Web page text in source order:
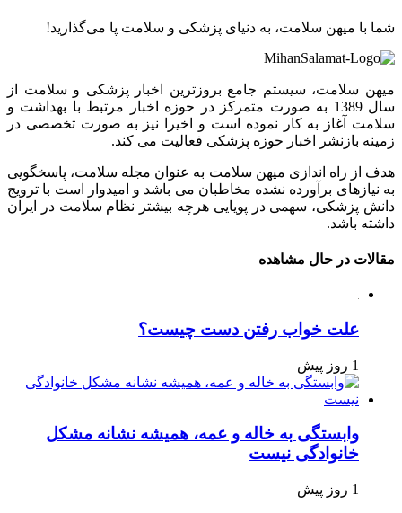
شما با میهن سلامت، به دنیای پزشکی و سلامت پا می‌گذارید!
میهن سلامت، سیستم جامع بروزترین اخبار پزشکی و سلامت از
سال 1389 به صورت متمرکز در حوزه اخبار مرتبط با بهداشت و
سلامت آغاز به کار نموده است و اخیرا نیز به صورت تخصصی در
زمینه بازنشر اخبار حوزه پزشکی فعالیت می کند.
هدف از راه اندازی میهن سلامت به عنوان مجله سلامت، پاسخگویی
به نیازهای برآورده نشده مخاطبان می باشد و امیدوار است با ترویج
دانش پزشکی، سهمی در پویایی هرچه بیشتر نظام سلامت در ایران
داشته باشد.
مقالات در حال مشاهده
علت خواب رفتن دست چیست؟
1 روز پیش
وابستگی به خاله و عمه، همیشه نشانه مشکل
خانوادگی نیست
1 روز پیش